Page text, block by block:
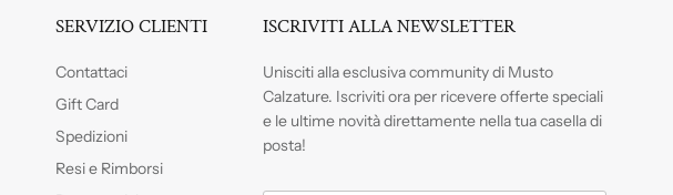
SERVIZIO CLIENTI
Contattaci
Gift Card
Spedizioni
Resi e Rimborsi
ISCRIVITI ALLA NEWSLETTER
Unisciti alla esclusiva community di Musto
Calzature. Iscrivitiora per ricevere offerte speciali
e le ultime novità direttamente nella tua casella di
posta!